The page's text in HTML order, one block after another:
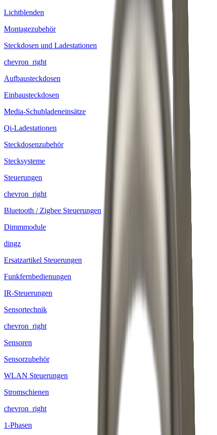
Lichtblenden
Montagezubehör
Steckdosen und Ladestationen
chevron_right
Aufbausteckdosen
Einbausteckdosen
Media-Schubladeneinsätze
Qi-Ladestationen
Steckdosenzubehör
Stecksysteme
Steuerungen
chevron_right
Bluetooth / Zigbee Steuerungen
Dimmmodule
dingz
Ersatzartikel Steuerungen
Funkfernbedienungen
IR-Steuerungen
Sensortechnik
chevron_right
Sensoren
Sensorzubehör
WLAN Steuerungen
Stromschienen
chevron_right
1-Phasen